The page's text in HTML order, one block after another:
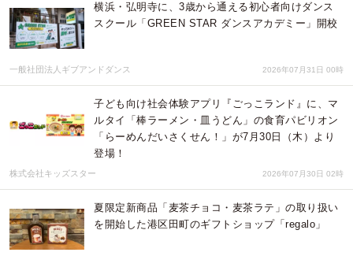
横浜・弘明寺に、3歳から通える初心者向けダンス
スクール「GREEN STAR ダンスアカデミー」開校
一般社団法人ギブアンドダンス 2026年07月31日 00時
子ども向け社会体験アプリ『ごっこランド』に、マ
ルタイ「棒ラーメン・皿うどん」の食育パビリオン
「らーめんだいさくせん！」が7月30日（木）より
登場！
株式会社キッズスター 2026年07月30日 02時
夏限定新商品「麦茶チョコ・麦茶ラテ」の取り扱い
を開始した港区田町のギフトショップ「regalo」